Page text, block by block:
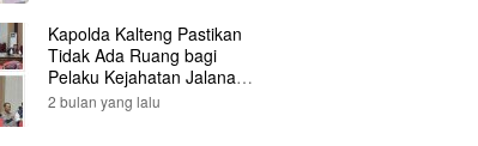
Kapolda Kalteng Pastikan
Tidak Ada Ruang bagi
Pelaku Kejahatan Jalanan,
121 Kasus Terungkap dan
2 bulan yang lalu